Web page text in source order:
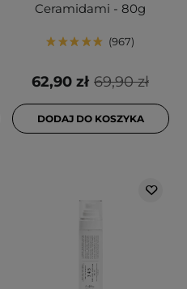
Ceramidami - 80g
967
69,90 zł
62,90 zł
DODAJ DO KOSZYKA